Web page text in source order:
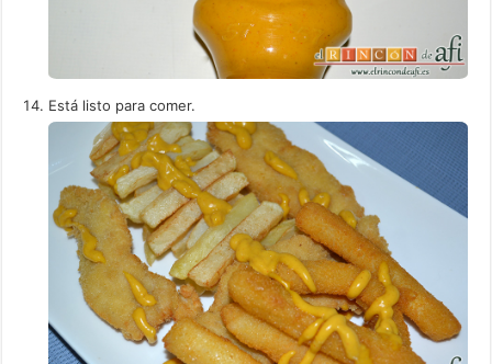
Está listo para comer.